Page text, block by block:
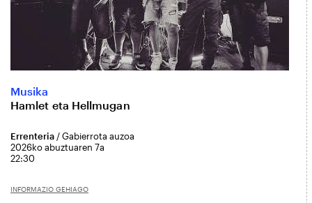
Musika
Hamlet eta Hellmugan
Errenteria / Gabierrota auzoa
2026ko abuztuaren 7a
22:30
INFORMAZIO GEHIAGO